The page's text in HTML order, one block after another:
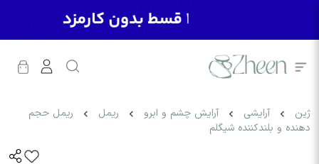
ژین آرایشی آرایش چشم و ابرو ریمل
ریمل حجم
دهنده و بلندکننده شیگلم